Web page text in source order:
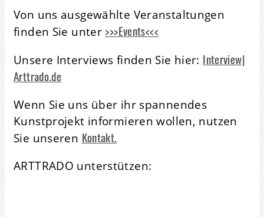
Von uns ausgewählte Veranstaltungen
finden Sie unter >>>Events<<<
Unsere Interviews finden Sie hier: Interview|
Arttrado.de
Wenn Sie uns über ihr spannendes
Kunstprojekt informieren wollen, nutzen
Sie unseren Kontakt.
ARTTRADO unterstützen: